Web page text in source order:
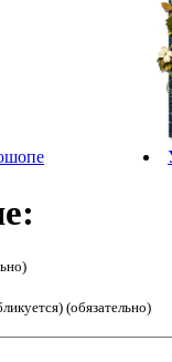
(обязательно)